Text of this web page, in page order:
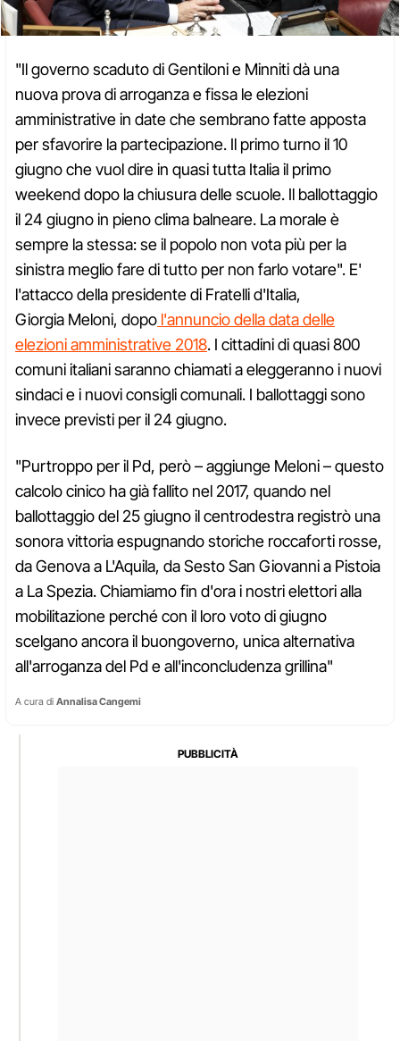
"Il governo scaduto di Gentiloni e Minniti dà una
nuova prova di arroganza e fissa le elezioni
amministrative in date che sembrano fatte apposta
per sfavorire la partecipazione. Il primo turno il 10
giugno che vuol dire in quasi tutta Italia il primo
weekend dopo la chiusura delle scuole. Il ballottaggio
il 24 giugno in pieno clima balneare. La morale è
sempre la stessa: se il popolo non vota più per la
sinistra meglio fare di tutto per non farlo votare". E'
l'attacco della presidente di Fratelli d'Italia,
Giorgia Meloni, dopo l'annuncio della data delle
elezioni amministrative 2018. I cittadini di quasi 800
comuni italiani saranno chiamati a eleggeranno i nuovi
sindaci e i nuovi consigli comunali. I ballottaggi sono
invece previsti per il 24 giugno.
"Purtroppo per il Pd, però – aggiunge Meloni – questo
calcolo cinico ha già fallito nel 2017, quando nel
ballottaggio del 25 giugno il centrodestra registrò una
sonora vittoria espugnando storiche roccaforti rosse,
da Genova a L'Aquila, da Sesto San Giovanni a Pistoia
a La Spezia. Chiamiamo fin d'ora i nostri elettori alla
mobilitazione perché con il loro voto di giugno
scelgano ancora il buongoverno, unica alternativa
all'arroganza del Pd e all'inconcludenza grillina"
A cura di Annalisa Cangemi